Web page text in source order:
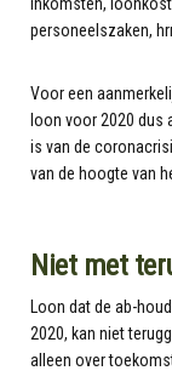
Voor een
loon voor 2020 dus
is van de
van de hoogte van
Niet met
Loon dat de ab-
2020, kan niet
alleen over